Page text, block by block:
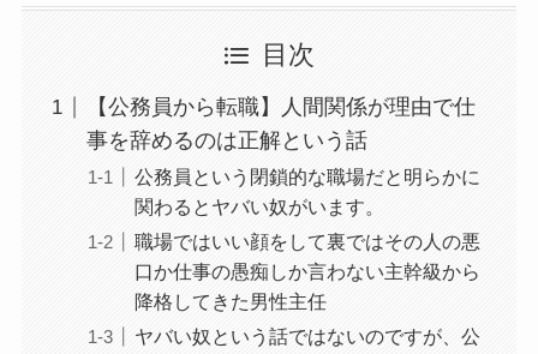
目次
【公務員から転職】人間関係が理由で仕
事を辞めるのは正解という話
公務員という閉鎖的な職場だと明らかに
関わるとヤバい奴がいます。
職場ではいい顔をして裏ではその人の悪
口か仕事の愚痴しか言わない主幹級から
降格してきた男性主任
ヤバい奴という話ではないのですが、公